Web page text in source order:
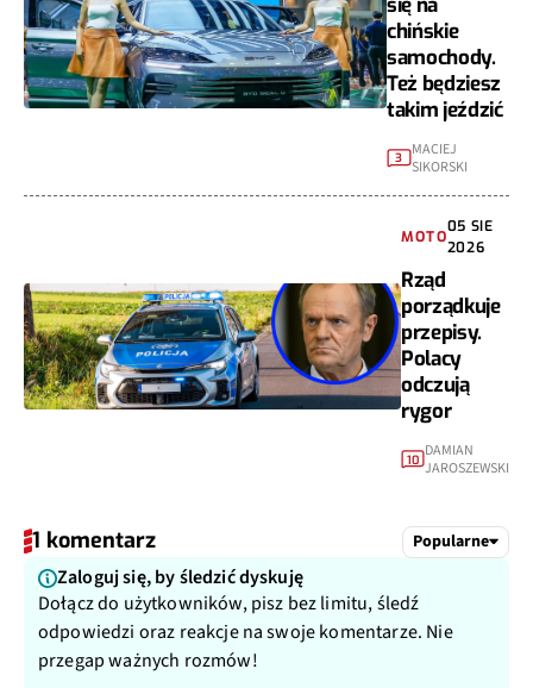
chińskie
samochody.
Też będziesz
takim jeździć
3
MACIEJ
SIKORSKI
MOTO
05 SIE
2026
Rząd
porządkuje
przepisy.
Polacy
odczują
rygor
10 DAMIAN
JAROSZEWSKI
1 komentarz Popularne
Zaloguj się, by śledzić dyskuję
Dołącz do użytkowników, pisz bez limitu, śledź
odpowiedzi oraz reakcje na swoje komentarze. Nie
przegap ważnych rozmów!